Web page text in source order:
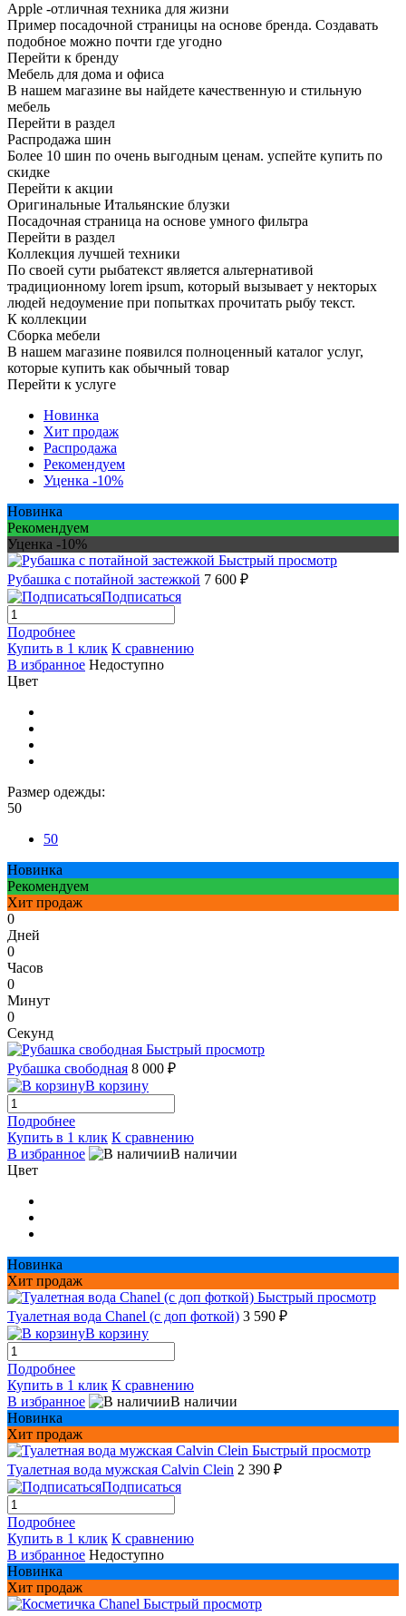
Apple -отличная техника для жизни
Пример посадочной страницы на основе бренда. Создавать
подобное можно почти где угодно
Перейти к бренду
Мебель для дома и офиса
В нашем магазине вы найдете качественную и стильную
мебель
Перейти в раздел
Распродажа шин
Более 10 шин по очень выгодным ценам. успейте купить по
скидке
Перейти к акции
Оригинальные Итальянские блузки
Посадочная страница на основе умного фильтра
Перейти в раздел
Коллекция лучшей техники
По своей сути рыбатекст является альтернативой
традиционному lorem ipsum, который вызывает у некторых
людей недоумение при попытках прочитать рыбу текст.
К коллекции
Сборка мебели
В нашем магазине появился полноценный каталог услуг,
которые купить как обычный товар
Перейти к услуге
Новинка
Хит продаж
Распродажа
Рекомендуем
Уценка -10%
Новинка
Рекомендуем
Уценка -10%
Быстрый просмотр
Рубашка с потайной застежкой 7 600 ₽
Подписаться
Подробнее
Купить в 1 клик К сравнению
В избранное Недоступно
Цвет
Размер одежды:
50
50
Новинка
Рекомендуем
Хит продаж
0
Дней
0
Часов
0
Минут
0
Секунд
Быстрый просмотр
Рубашка свободная 8 000 ₽
В корзину
Подробнее
Купить в 1 клик К сравнению
В избранное
В наличии
Цвет
Новинка
Хит продаж
Быстрый просмотр
Туалетная вода Chanel (с доп фоткой) 3 590 ₽
В корзину
Подробнее
Купить в 1 клик К сравнению
В избранное
В наличии
Новинка
Хит продаж
Быстрый просмотр
Туалетная вода мужская Сalvin Сlein 2 390 ₽
Подписаться
Подробнее
Купить в 1 клик К сравнению
В избранное Недоступно
Новинка
Хит продаж
Быстрый просмотр